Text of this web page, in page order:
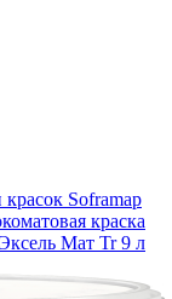
Soframap
краска
Мат Tr 9 л